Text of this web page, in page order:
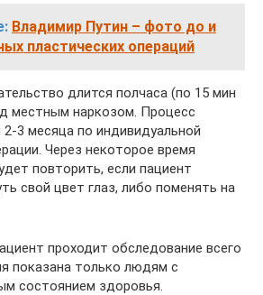
Владимир Путин – фото до и
пластических операций
длится полчаса (по 15 мин
местным наркозом. Процесс
3 месяца по индивидуальной
Через некоторое время
повторить, если пациент
свой цвет глаз, либо поменять на
проходит обследование всего
показана только людям с
состоянием здоровья.